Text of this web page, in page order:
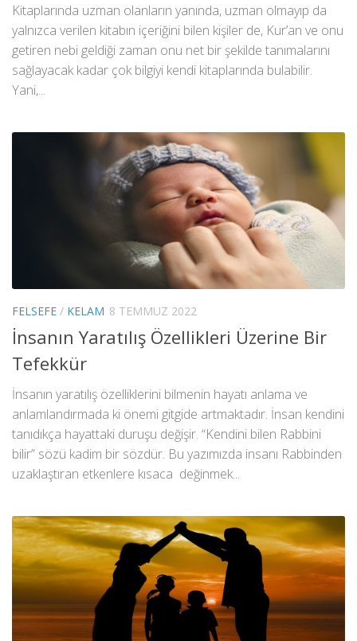
Kitaplarında uzman olanların yanında, uzman olmayıp da
yalnızca verilen kitabın içeriğini bilen kişiler de, Kur’an ve onu
getiren nebi geldiği zaman onu net bir şekilde tanımalarını
sağlayacak kadar çok bilgiyi kendi kitaplarında bulabilir.
Yani,...
FELSEFE / KELAM 8 TEMMUZ 2022
İnsanın Yaratılış Özellikleri Üzerine Bir
Tefekkür
İnsanın yaratılış özelliklerini bilmenin hayatı anlama ve
anlamlandırmada ki önemi gitgide artmaktadır. İnsan kendini
tanıdıkça hayattaki duruşu değişir. “Kendini bilen Rabbini
bilir” sözü kadim bir sözdür. Bu yazımızda insanı Rabbinden
uzaklaştıran etkenlere kısaca değinmek...